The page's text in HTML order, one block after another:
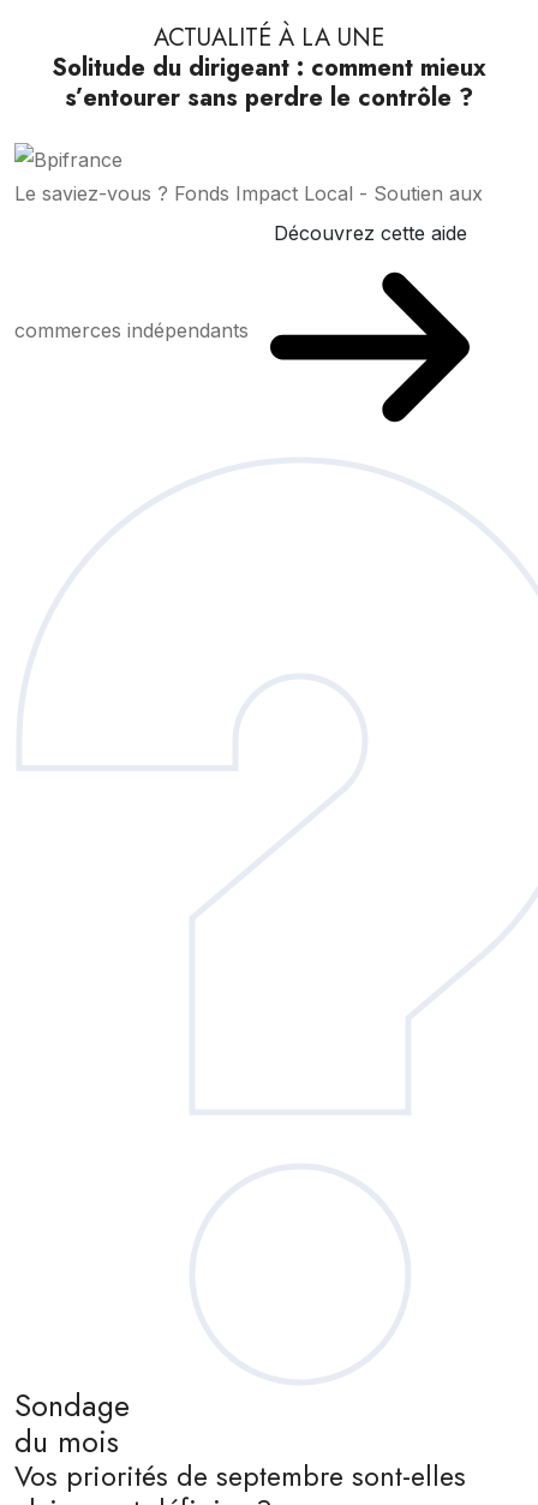
ACTUALITÉ À LA UNE
Solitude du dirigeant : comment mieux
s’entourer sans perdre le contrôle ?
Le saviez-vous ? Fonds Impact Local - Soutien aux
commerces indépendants
Découvrez cette aide
Sondage
du mois
Vos priorités de septembre sont-elles